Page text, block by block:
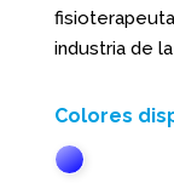
industria de
Colores